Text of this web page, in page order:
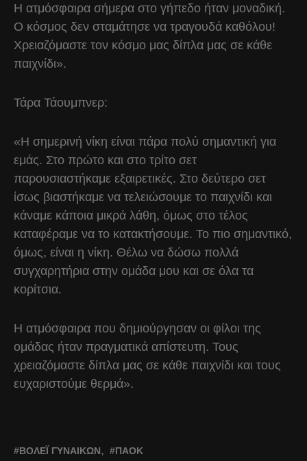
Η ατμόσφαιρα σήμερα στο γήπεδο ήταν μοναδική.
Ο κόσμος δεν σταμάτησε να τραγουδά καθόλου!
Χρειαζόμαστε τον κόσμο μας δίπλα μας σε κάθε
παιχνίδι».
Τάρα Τάουμπνερ:
«Η σημερινή νίκη είναι πάρα πολύ σημαντική για
εμάς. Στο πρώτο και στο τρίτο σετ
παρουσιαστήκαμε εξαιρετικές. Στο δεύτερο σετ
ίσως βιαστήκαμε να τελειώσουμε το παιχνίδι και
κάναμε κάποια μικρά λάθη, όμως στο τέλος
καταφέραμε να το κατακτήσουμε. Το πιο σημαντικό,
όμως, είναι η νίκη. Θέλω να δώσω πολλά
συγχαρητήρια στην ομάδα μου και σε όλα τα
κορίτσια.
Η ατμόσφαιρα που δημιούργησαν οι φίλοι της
ομάδας ήταν πραγματικά απίστευτη. Τους
χρειαζόμαστε δίπλα μας σε κάθε παιχνίδι και τους
ευχαριστούμε θερμά».
ΒΌΛΕΪ ΓΥΝΑΙΚΏΝ ΠΑΟΚ